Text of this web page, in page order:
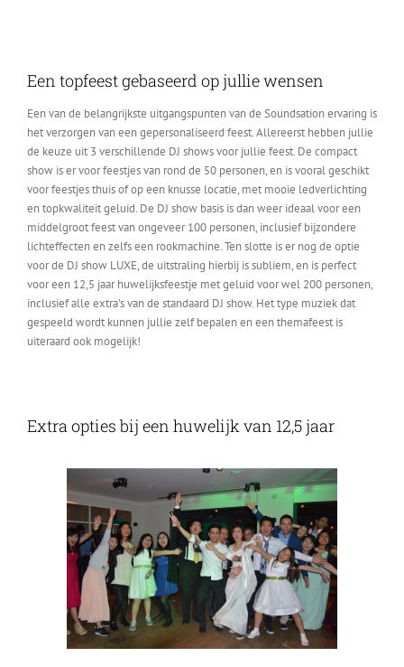
Een topfeest gebaseerd op jullie wensen
Een van de belangrijkste uitgangspunten van de Soundsation ervaring is
het verzorgen van een gepersonaliseerd feest. Allereerst hebben jullie
de keuze uit 3 verschillende DJ shows voor jullie feest. De compact
show is er voor feestjes van rond de 50 personen, en is vooral geschikt
voor feestjes thuis of op een knusse locatie, met mooie ledverlichting
en topkwaliteit geluid. De DJ show basis is dan weer ideaal voor een
middelgroot feest van ongeveer 100 personen, inclusief bijzondere
lichteffecten en zelfs een rookmachine. Ten slotte is er nog de optie
voor de DJ show LUXE, de uitstraling hierbij is subliem, en is perfect
voor een 12,5 jaar huwelijksfeestje met geluid voor wel 200 personen,
inclusief alle extra’s van de standaard DJ show. Het type muziek dat
gespeeld wordt kunnen jullie zelf bepalen en een themafeest is
uiteraard ook mogelijk!
Extra opties bij een huwelijk van 12,5 jaar